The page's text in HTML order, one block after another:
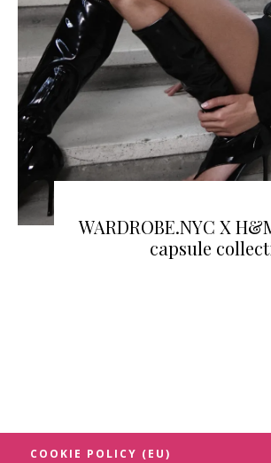
WARDROBE.NYC X
capsule
COOKIE POLICY (EU)